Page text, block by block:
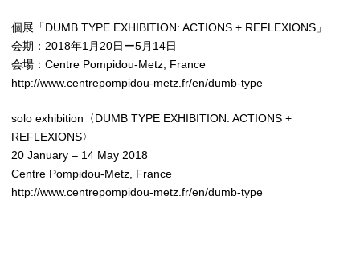
個展「DUMB TYPE EXHIBITION: ACTIONS + REFLEXIONS」
会期：2018年1月20日ー5月14日
会場：Centre Pompidou-Metz, France
http://www.centrepompidou-metz.fr/en/dumb-type
solo exhibition〈DUMB TYPE EXHIBITION: ACTIONS +
REFLEXIONS〉
20 January – 14 May 2018
Centre Pompidou-Metz, France
http://www.centrepompidou-metz.fr/en/dumb-type